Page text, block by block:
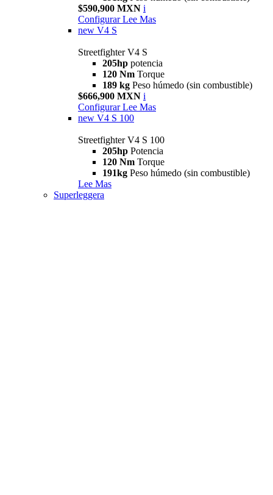
$590,900 MXN i
Configurar Lee Mas
new V4 S
Streetfighter V4 S
205hp potencia
120 Nm Torque
189 kg Peso húmedo (sin combustible)
$666,900 MXN i
Configurar Lee Mas
new V4 S 100
Streetfighter V4 S 100
205hp Potencia
120 Nm Torque
191kg Peso húmedo (sin combustible)
Lee Mas
Superleggera